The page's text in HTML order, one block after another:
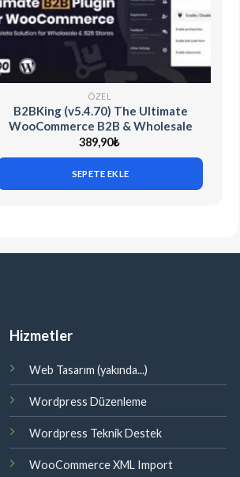
ÖZEL
B2BKing (v5.4.70) The Ultimate
WooCommerce B2B & Wholesale
Plugin
389,90₺
SEPETE EKLE
Hizmetler
Web Tasarım (yakında...)
Wordpress Düzenleme
Wordpress Teknik Destek
WooCommerce XML Import